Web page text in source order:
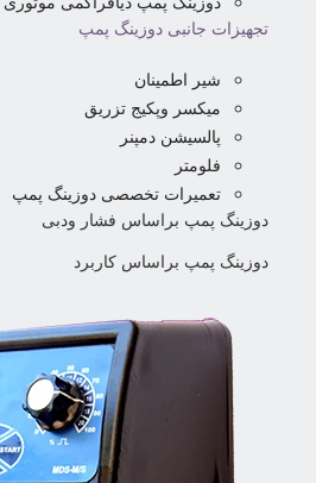
تجهیزات جانبی دوزینگ پمپ
شیر اطمینان
میکسر وپکیج تزریق
پالسیشن دمپنر
فلومتر
تعمیرات تخصصی دوزینگ پمپ
دوزینگ پمپ براساس فشار ودبی
دوزینگ پمپ براساس کاربرد